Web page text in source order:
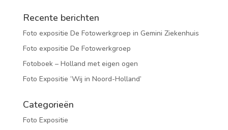
Recente berichten
Foto expositie De Fotowerkgroep in Gemini Ziekenhuis
Foto expositie De Fotowerkgroep
Fotoboek – Holland met eigen ogen
Foto Expositie ‘Wij in Noord-Holland’
Categorieën
Foto Expositie